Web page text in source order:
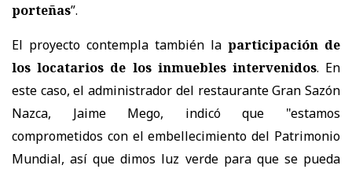
porteñas”.
El proyecto contempla también la participación de
los locatarios de los inmuebles intervenidos. En
este caso, el administrador del restaurante Gran Sazón
Nazca, Jaime Mego, indicó que "estamos
comprometidos con el embellecimiento del Patrimonio
Mundial, así que dimos luz verde para que se pueda